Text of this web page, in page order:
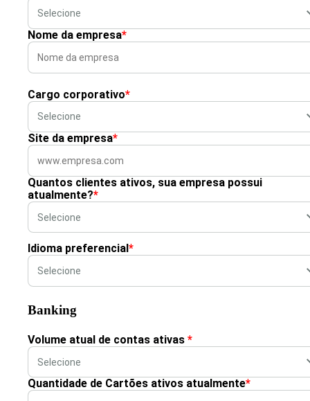
Nome da empresa*
Cargo corporativo*
Site da empresa*
Quantos clientes ativos, sua empresa possui
atualmente?*
Idioma preferencial *
Banking
Volume atual de contas ativas *
Quantidade de Cartões ativos atualmente*